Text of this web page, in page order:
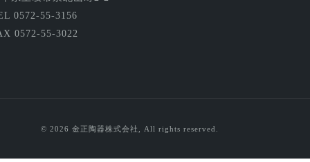
0572-55-3156
0572-55-3022
© 2026 金正陶器株式会社, All rights reserved.